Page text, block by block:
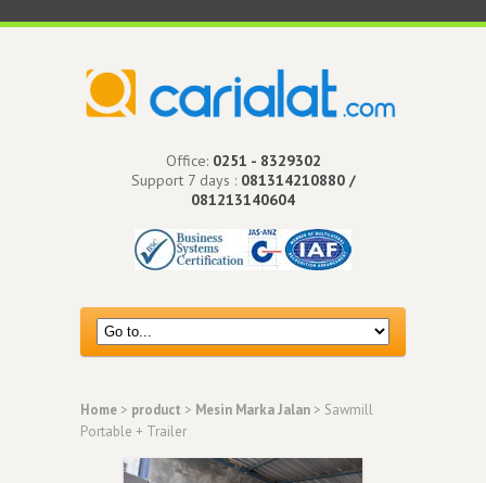
Office: 0251 - 8329302
Support 7 days : 081314210880 /
081213140604
Home > product > Mesin Marka Jalan > Sawmill
Portable + Trailer